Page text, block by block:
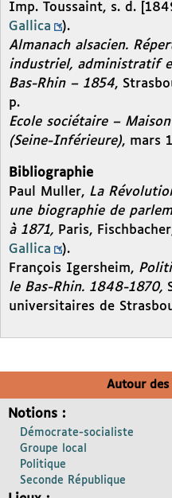
Imp. Toussaint, s. d.
Gallica
).
Almanach alsacien.
industriel, administratif
Bas-Rhin – 1854,
p.
Ecole sociétaire –
(Seine-Inférieure), mars
Bibliographie
Paul Muller, La
une biographie de
à 1871, Paris,
Gallica
).
François Igersheim,
le Bas-Rhin. 1848-1870,
universitaires de
Autour des
Notions :
Démocrate-socialiste
Groupe local
Politique
Seconde République